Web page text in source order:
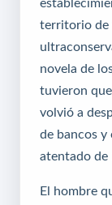
territorio de
novela de
tuvieron que
volvió a
de bancos y
atentado de
El hombre